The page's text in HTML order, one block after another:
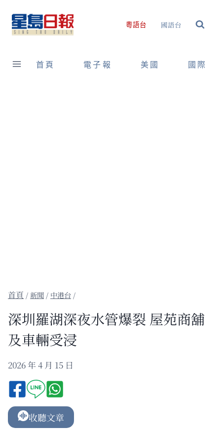
content
粵語台 國語台
首頁 電子報 美國 國際
/新聞 / 中港台 /
深圳羅湖深夜水管爆裂 屋苑商舖
及車輛受浸
2026 年 4 月 15 日
收聽文章